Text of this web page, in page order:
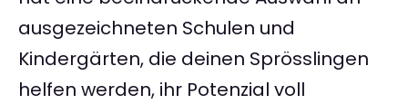
ausgezeichneten Schulen und
Kindergärten, die deinen Sprösslingen
helfen werden, ihr Potenzial voll